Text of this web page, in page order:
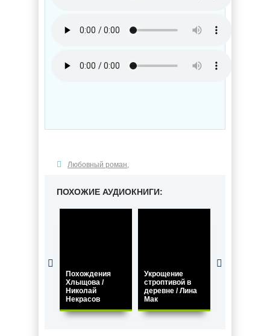
Любовный роман,
ПОХОЖИЕ АУДИОКНИГИ:
Похождения
Хлыщова /
Николай
Некрасов
Укрощение
строптивой в
деревне / Лина
Мак